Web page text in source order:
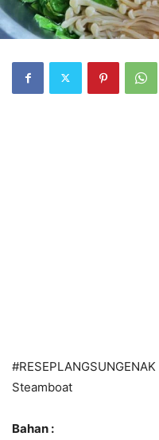
#RESEPLANGSUNGENAK
Steamboat
Bahan :